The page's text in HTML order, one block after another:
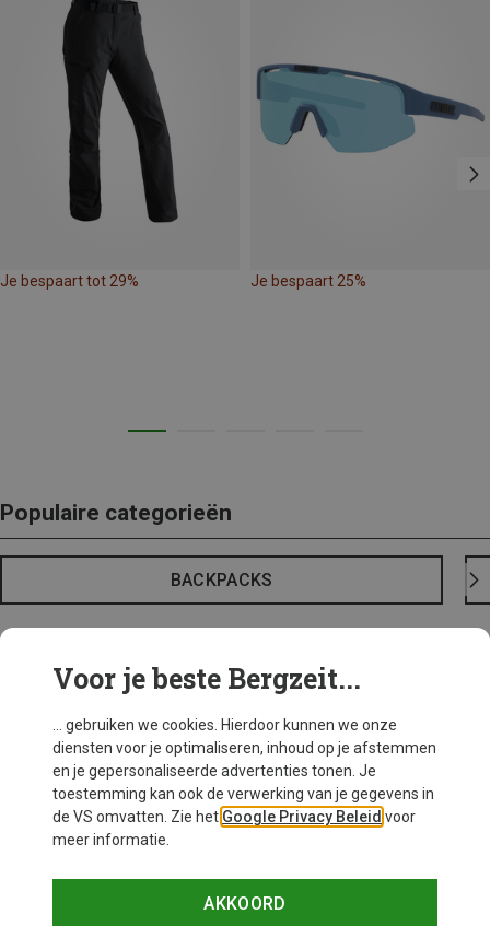
Je bespaart tot 29% Je bespaart 25%
Populaire categorieën
BACKPACKS
Voor je beste Bergzeit...
... gebruiken we cookies. Hierdoor kunnen we onze
diensten voor je optimaliseren, inhoud op je afstemmen
en je gepersonaliseerde advertenties tonen. Je
toestemming kan ook de verwerking van je gegevens in
de VS omvatten. Zie het Google Privacy Beleid voor
meer informatie.
AKKOORD